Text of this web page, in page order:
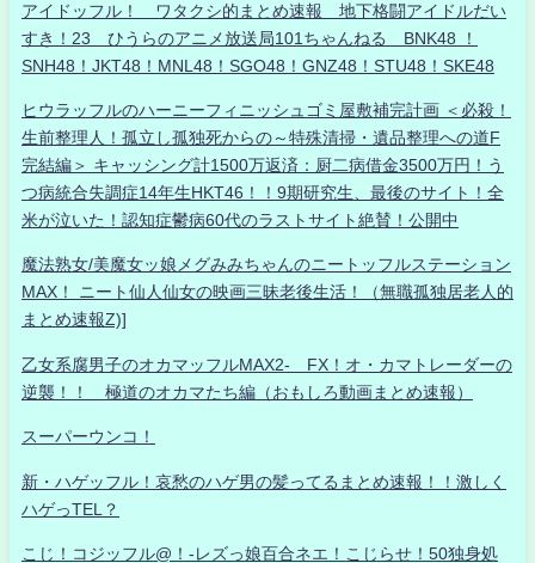
アイドッフル！ ワタクシ的まとめ速報 地下格闘アイドルだい
すき！23 ひうらのアニメ放送局101ちゃんねる BNK48 ！
SNH48！JKT48！MNL48！SGO48！GNZ48！STU48！SKE48
ヒウラッフルのハーニーフィニッシュゴミ屋敷補完計画 ＜必殺！
生前整理人！孤立し孤独死からの～特殊清掃・遺品整理への道F
完結編＞ キャッシング計1500万返済：厨二病借金3500万円！う
つ病統合失調症14年生HKT46！！9期研究生、最後のサイト！全
米が泣いた！認知症鬱病60代のラストサイト絶賛！公開中
魔法熟女/美魔女ッ娘メグみみちゃんのニートッフルステーション
MAX！ ニート仙人仙女の映画三昧老後生活！（無職孤独居老人的
まとめ速報Z)]
乙女系腐男子のオカマッフルMAX2- FX！オ・カマトレーダーの
逆襲！！ 極道のオカマたち編（おもしろ動画まとめ速報）
スーパーウンコ！
新・ハゲッフル！哀愁のハゲ男の髪ってるまとめ速報！！激しく
ハゲっTEL？
こじ！コジッフル@！-レズっ娘百合ネエ！こじらせ！50独身処